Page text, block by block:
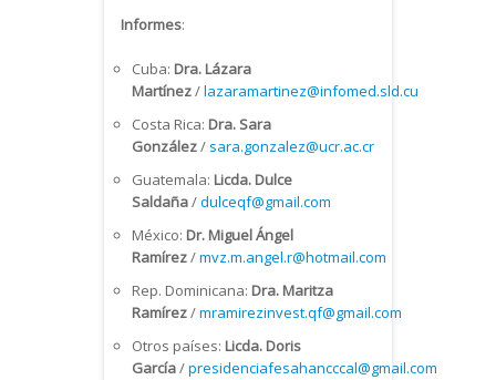
Informes:
Cuba: Dra. Lázara
Martínez/lazaramartinez@infomed.sld.cu
Costa Rica: Dra. Sara
González/ sara.gonzalez@ucr.ac.cr
Guatemala: Licda. Dulce
Saldaña/dulceqf@gmail.com
México: Dr. Miguel Ángel
Ramírez/mvz.m.angel.r@hotmail.com
Rep. Dominicana: Dra. Maritza
Ramírez/mramirezinvest.qf@gmail.com
Otros países: Licda. Doris
García/presidenciafesahancccal@gmail.com